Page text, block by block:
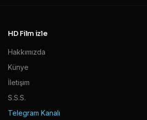
HD Film izle
Hakkımızda
Künye
İletişim
S.S.S.
Telegram Kanalı